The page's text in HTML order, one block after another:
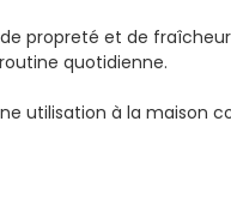
propreté et de
quotidienne.
utilisation à la maison